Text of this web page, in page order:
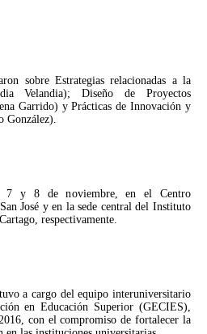
sobre Estrategias relacionadas a la
Velandia); Diseño de Proyectos
Garrido) y Prácticas de Innovación y
González).
7 y 8 de noviembre, en el Centro
José y en la sede central del Instituto
respectivamente.
a cargo del equipo interuniversitario
en Educación Superior (GECIES),
con el compromiso de fortalecer la